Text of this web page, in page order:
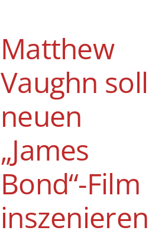
Matthew
Vaughn soll
neuen
„James
Bond“-Film
inszenieren